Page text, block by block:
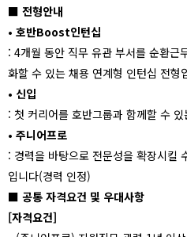
■ 전형안내
• 호반Boost인턴십
: 4개월 동안 직무 유관 부서를 순환근
화할 수 있는 채용 연계형 인턴십 전형
• 신입
: 첫 커리어를 호반그룹과 함께할 수
• 주니어프로
: 경력을 바탕으로 전문성을 확장시킬
입니다(경력 인정)
■ 공통 자격요건 및 우대사항
[자격요건]